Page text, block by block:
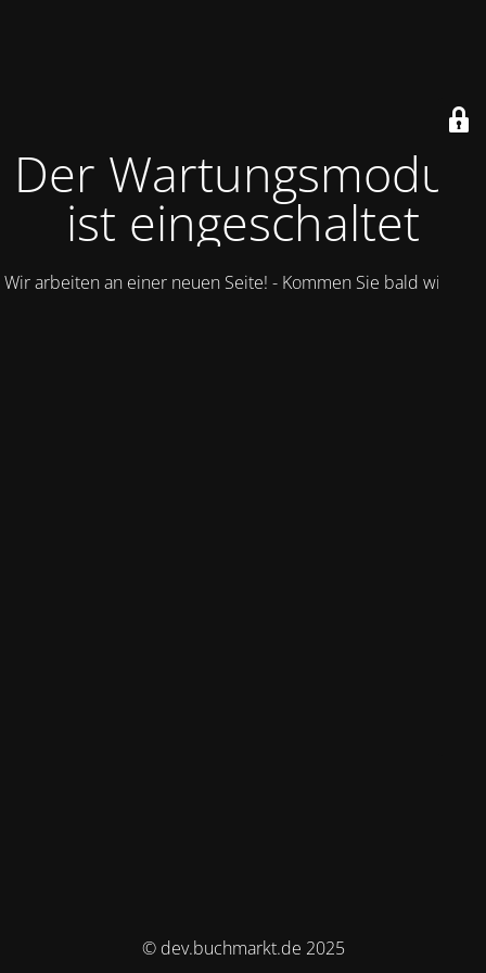
Der Wartungsmodus
ist eingeschaltet
Wir arbeiten an einer neuen Seite! - Kommen Sie bald wieder.
© dev.buchmarkt.de 2025